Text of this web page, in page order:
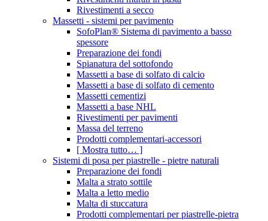
Rivestimenti a secco
Massetti - sistemi per pavimento
SofoPlan® Sistema di pavimento a basso
spessore
Preparazione dei fondi
Spianatura del sottofondo
Massetti a base di solfato di calcio
Massetti a base di solfato di cemento
Massetti cementizi
Massetti a base NHL
Rivestimenti per pavimenti
Massa del terreno
Prodotti complementari-accessori
[ Mostra tutto… ]
Sistemi di posa per piastrelle - pietre naturali
Preparazione dei fondi
Malta a strato sottile
Malta a letto medio
Malta di stuccatura
Prodotti complementari per piastrelle-pietra